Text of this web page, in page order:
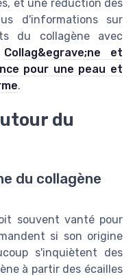
et une réduction des
d'informations sur
du collagène avec
Collag&egrave;ne et
pour une peau et
.
du
du collagène
souvent vanté pour
si son origine
s'inquiètent des
à partir des écailles